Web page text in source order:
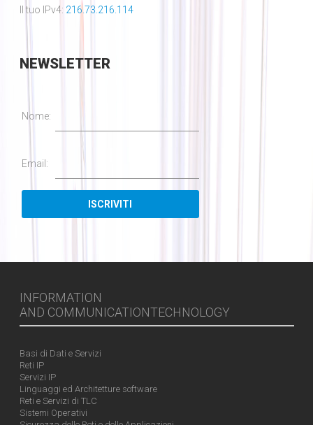
Il tuo IPv4: 216.73.216.114
NEWSLETTER
Nome:
Email:
INFORMATION
AND COMMUNICATIONTECHNOLOGY
Basi di Dati e Servizi
Reti IP
Servizi IP
Linguaggi ed Architetture software
Reti e Servizi di TLC
Sistemi Operativi